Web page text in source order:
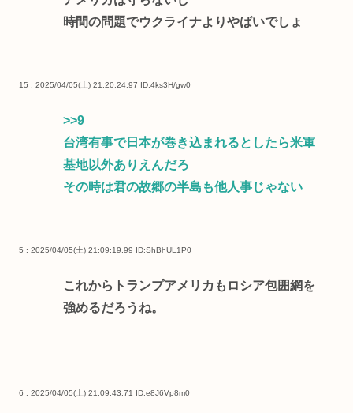
時間の問題でウクライナよりやばいでしょ
15 : 2025/04/05(土) 21:20:24.97 ID:4ks3H/gw0
>>9
台湾有事で日本が巻き込まれるとしたら米軍
基地以外ありえんだろ
その時は君の故郷の半島も他人事じゃない
5 : 2025/04/05(土) 21:09:19.99 ID:ShBhUL1P0
これからトランプアメリカもロシア包囲網を
強めるだろうね。
6 : 2025/04/05(土) 21:09:43.71 ID:e8J6Vp8m0